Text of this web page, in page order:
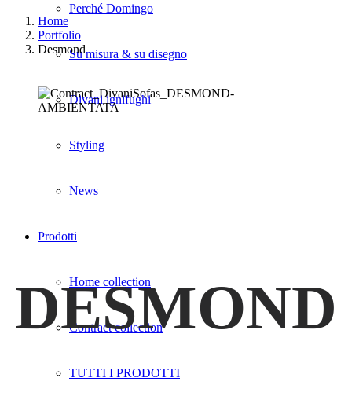
Perché Domingo
Su misura & su disegno
Divani ignifughi
Styling
News
Prodotti
Home collection
Contract collection
TUTTI I PRODOTTI
Home
Portfolio
Desmond
DESMOND